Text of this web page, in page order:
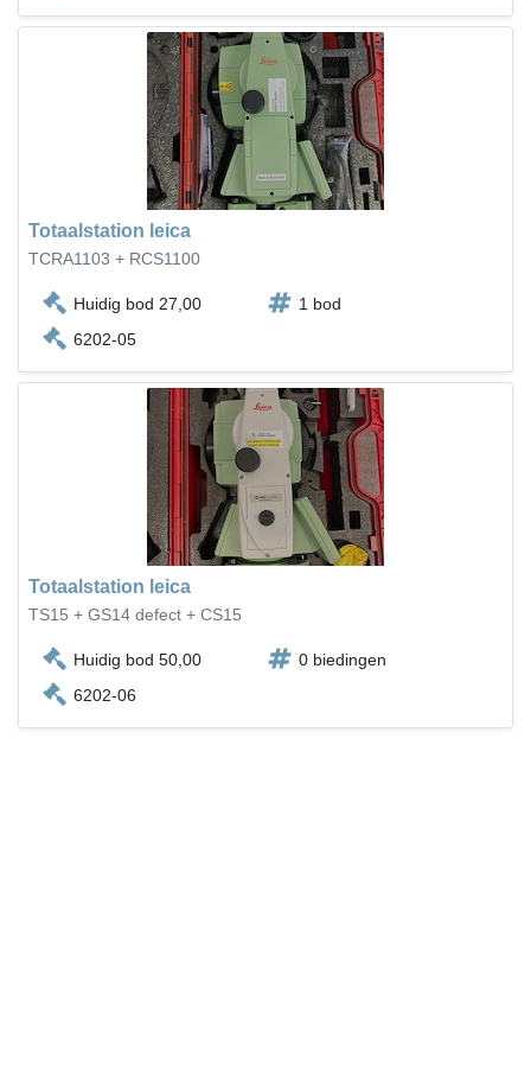
Totaalstation leica
TCRA1103 + RCS1100
Huidig bod 27,00
1 bod
6202-05
Totaalstation leica
TS15 + GS14 defect + CS15
Huidig bod 50,00
0 biedingen
6202-06